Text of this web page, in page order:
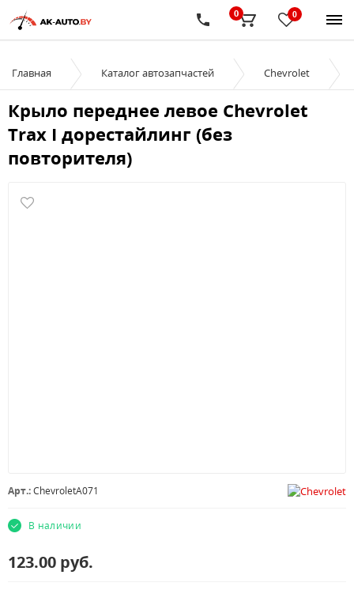
0
0
Главная Каталог автозапчастей Chevrolet
Крыло переднее левое Chevrolet
Trax I дорестайлинг (без
повторителя)
Арт.:ChevroletA071
В наличии
123.00 руб.